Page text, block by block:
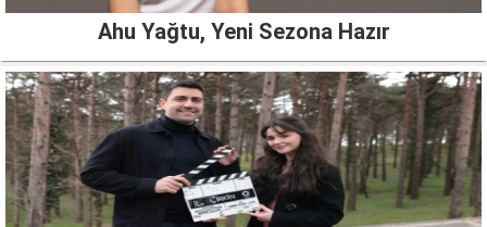
Ahu Yağtu, Yeni Sezona Hazır